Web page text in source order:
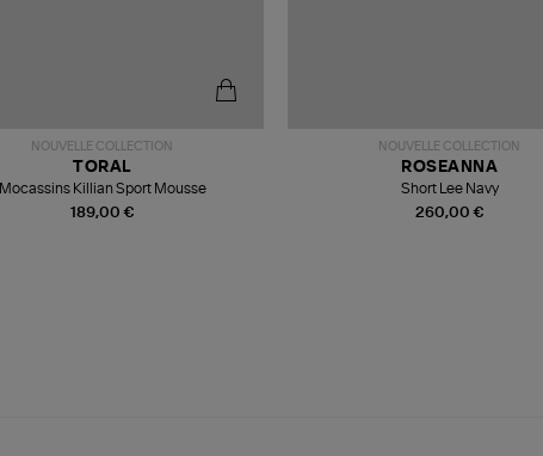
NOUVELLE COLLECTION
189,00 €
TORAL
Mocassins Killian Sport Mousse
NOUVELLE COLLECTION
260,00 €
ROSEANNA
Short Lee Navy